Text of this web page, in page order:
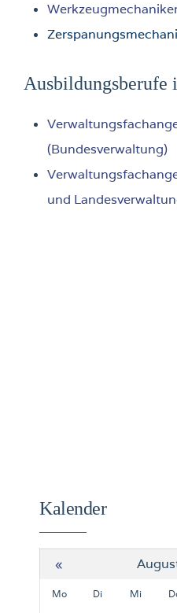
Ausbildungsberufe
(Bundesverwaltung)
und
Kalender
«
Mo Di Mi